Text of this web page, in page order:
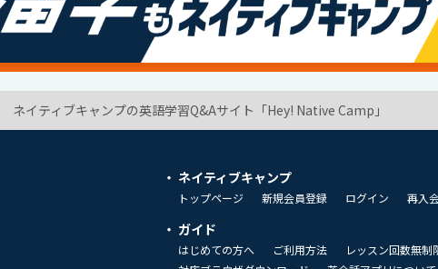
ネイティブキャンプの英語学習Q&Aサイト「Hey! Native Camp」
ネイティブキャンプ
トップページ 新規会員登録 ログイン 再入
ガイド
はじめての方へ ご利用方法 レッスン回数無制